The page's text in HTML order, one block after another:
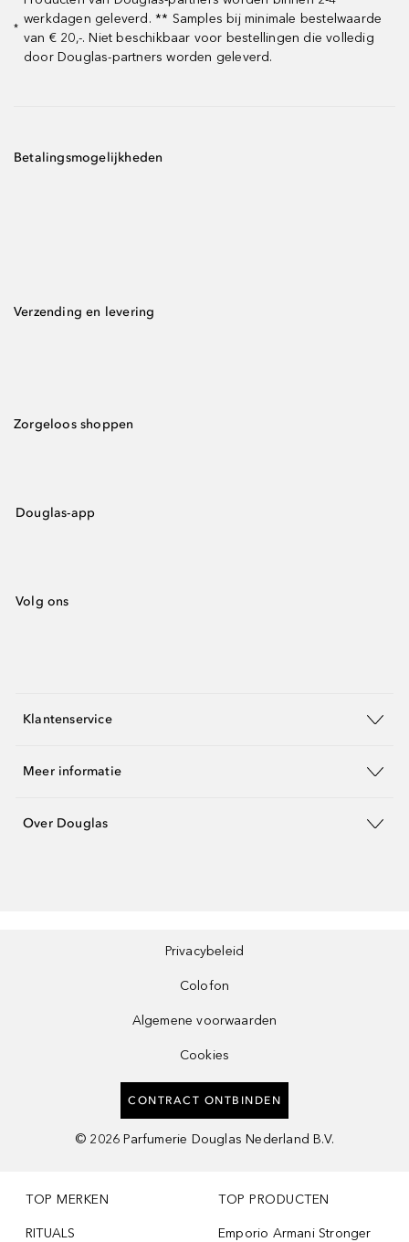
*
werkdagen geleverd. ** Samples bij minimale bestelwaarde
van € 20,-. Niet beschikbaar voor bestellingen die volledig
door Douglas-partners worden geleverd.
Betalingsmogelijkheden
Verzending en levering
Zorgeloos shoppen
Douglas-app
Volg ons
Klantenservice
Meer informatie
Over Douglas
Privacybeleid
Colofon
Algemene voorwaarden
Cookies
CONTRACT ONTBINDEN
© 2026 Parfumerie Douglas Nederland B.V.
TOP MERKEN
RITUALS
TOP PRODUCTEN
Emporio Armani Stronger